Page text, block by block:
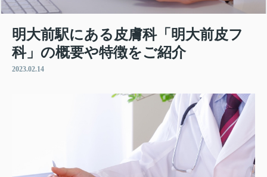
明大前駅にある皮膚科「明大前皮フ
科」の概要や特徴をご紹介
2023.02.14